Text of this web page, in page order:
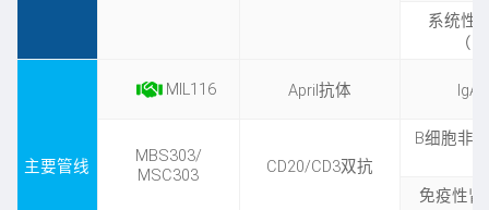
系统性
（
主要管线
MIL116 April抗体 IgA
MBS303/
MSC303
CD20/CD3双抗
B细胞非
免疫性